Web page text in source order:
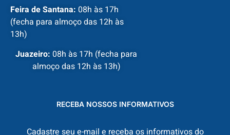
Feira de Santana: 08h às 17h
(fecha para almoço das 12h às
13h)
Juazeiro: 08h às 17h (fecha para
almoço das 12h às 13h)
RECEBA NOSSOS INFORMATIVOS
Cadastre seu e-mail e receba os informativos do